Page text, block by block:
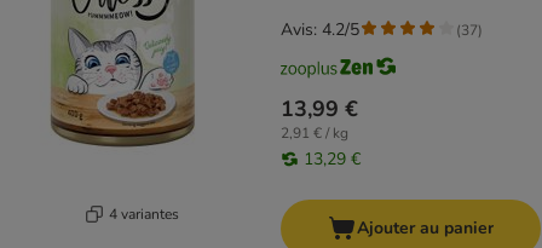
4 variantes
13,99 €
2,91 € / kg
13,29 €
Avis: 4.2/5 (37)
Ajouter au panier